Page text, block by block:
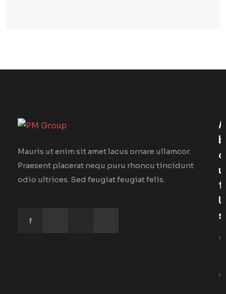
Mauris ut enim sit amet lacus ornare ullamcor.
Praesent placerat nequ puru rhoncu tincidunt
odio ultrices. Sed feugiat feugiat felis.
A
B
O
U
T
U
S